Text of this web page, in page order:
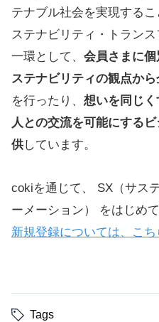
テナブル社会を実現する
ステナビリティ・トラン
一環として、 会員さまに
ステナビリティの観点か
を行ったり、 想いを同じ
人との交流を可能にする
供しています。
cokiを通じて、 SX（サス
ーメーション） をはじめ
新規登録については、こち
Tags